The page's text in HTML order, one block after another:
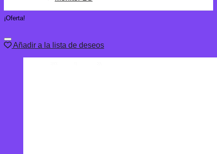
¡Oferta!
Añadir a la lista de deseos